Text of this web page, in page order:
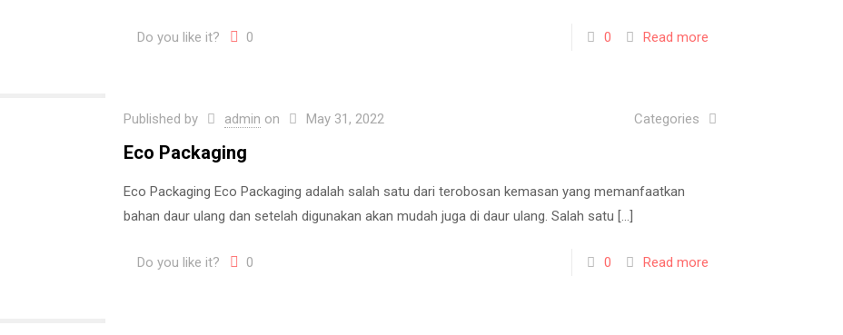
Do you like it? 0 0 Read more
Published by admin on May 31, 2022 Categories
Eco Packaging
Eco Packaging Eco Packaging adalah salah satu dari terobosan kemasan yang memanfaatkan
bahan daur ulang dan setelah digunakan akan mudah juga di daur ulang. Salah satu […]
Do you like it? 0 0 Read more